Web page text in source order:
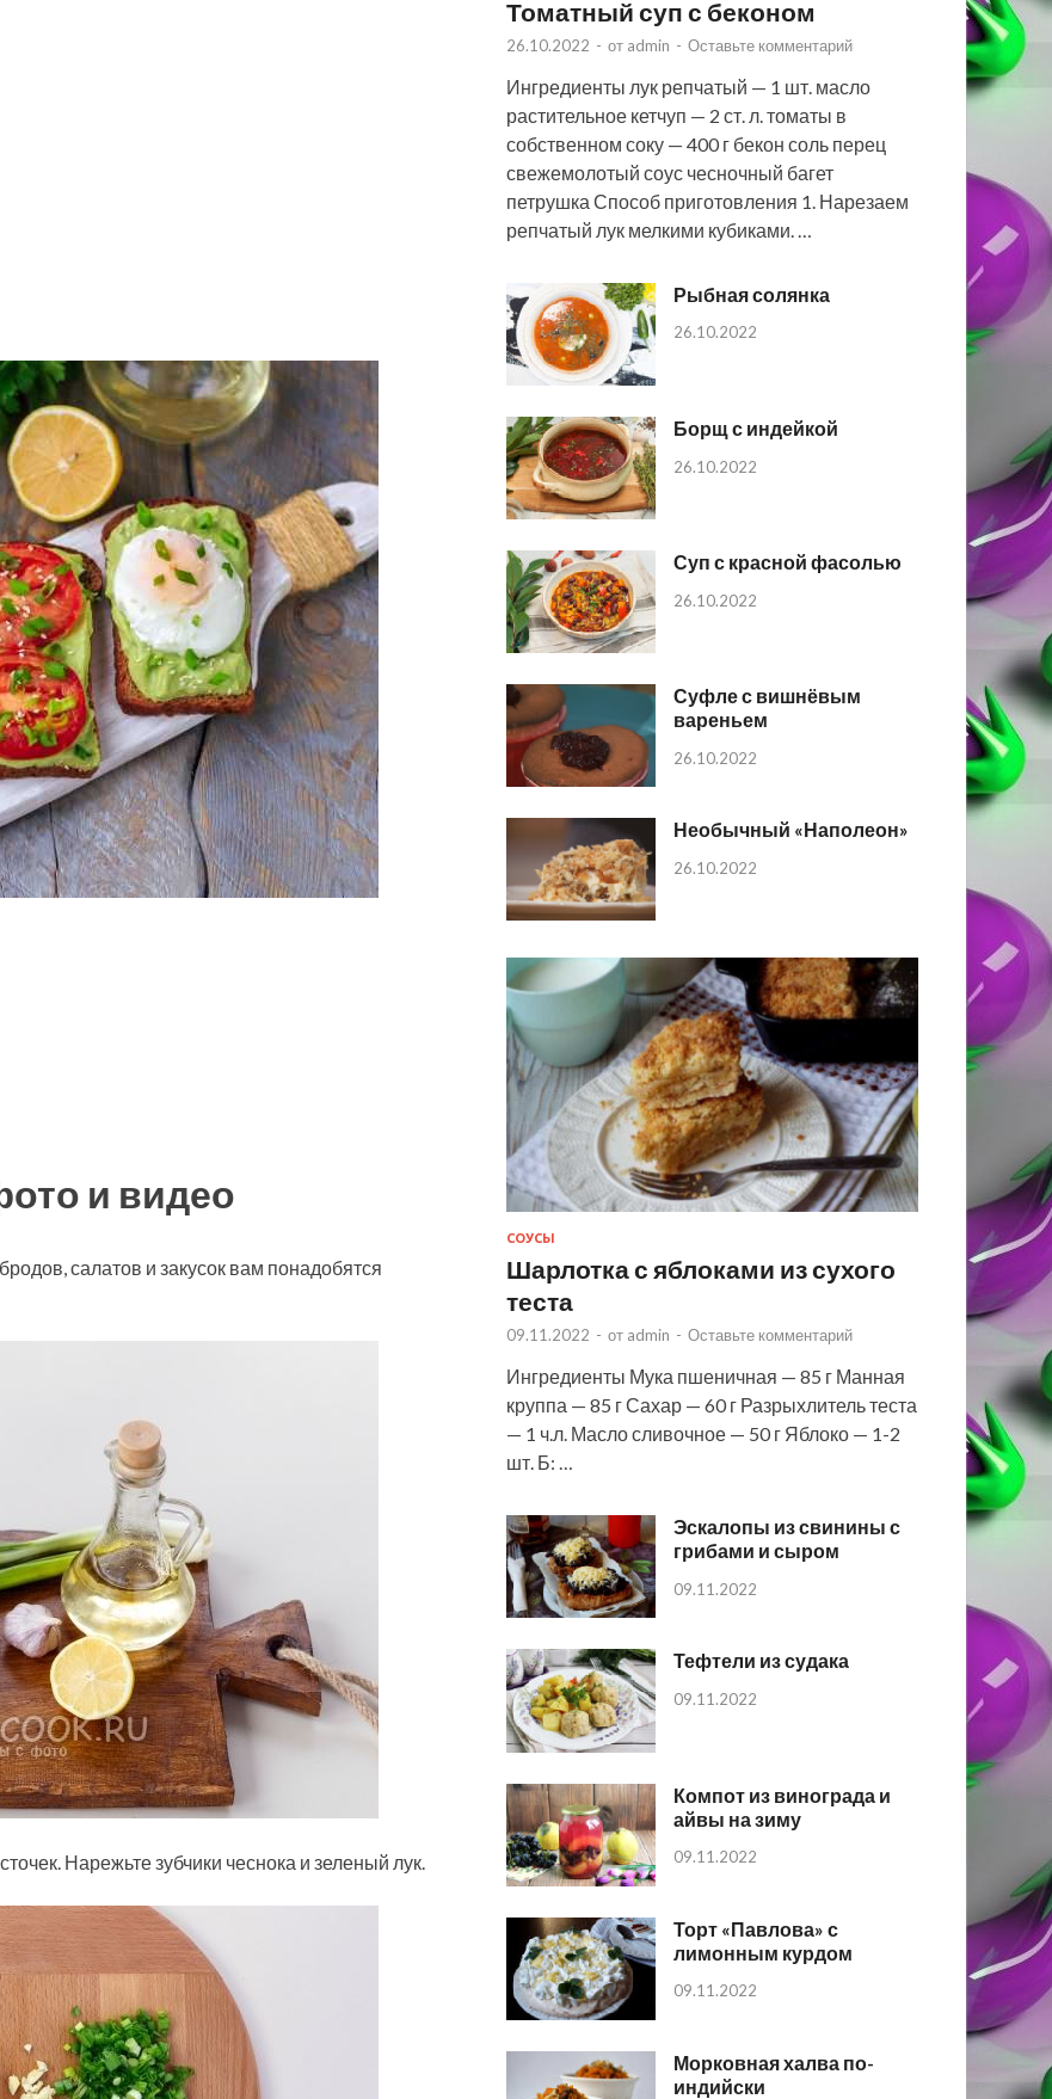
и видео
салатов и закусок вам понадобятся
Нарежьте зубчики чеснока и зеленый лук.
Томатный суп с беконом
26.10.2022 - от admin - Оставьте комментарий
Ингредиенты лук репчатый — 1 шт. масло
растительное кетчуп — 2 ст. л. томаты в
собственном соку — 400 г бекон соль перец
свежемолотый соус чесночный багет
петрушка Способ приготовления 1. Нарезаем
репчатый лук мелкими кубиками. …
Рыбная солянка
26.10.2022
Борщ с индейкой
26.10.2022
Суп с красной фасолью
26.10.2022
Суфле с вишнёвым
вареньем
26.10.2022
Необычный «Наполеон»
26.10.2022
СОУСЫ
Шарлотка с яблоками из сухого
теста
09.11.2022 - от admin - Оставьте комментарий
Ингредиенты Мука пшеничная — 85 г Манная
круппа — 85 г Сахар — 60 г Разрыхлитель теста
— 1 ч.л. Масло сливочное — 50 г Яблоко — 1-2
шт. Б: …
Эскалопы из свинины с
грибами и сыром
09.11.2022
Тефтели из судака
09.11.2022
Компот из винограда и
айвы на зиму
09.11.2022
Торт «Павлова» с
лимонным курдом
09.11.2022
Морковная халва по-
индийски